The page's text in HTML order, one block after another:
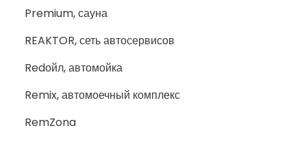
Premium, сауна
REAKTOR, сеть автосервисов
Redойл, автомойка
Remix, автомоечный комплекс
RemZona